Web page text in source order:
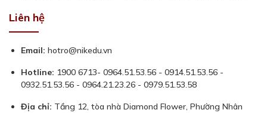
Liên hệ
Email: hotro@nikedu.vn
Hotline: 1900 6713- 0964.51.53.56 - 0914.51.53.56 -
0932.51.53.56 - 0964.21.23.26 - 0979.51.53.58
Địa chỉ: Tầng 12, tòa nhà Diamond Flower, Phường Nhân